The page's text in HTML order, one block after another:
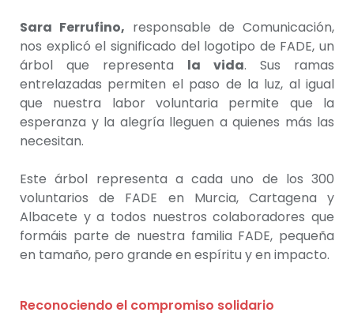
Sara Ferrufino, responsable de Comunicación,
nos explicó el significado del logotipo de FADE, un
árbol que representa la vida. Sus ramas
entrelazadas permiten el paso de la luz, al igual
que nuestra labor voluntaria permite que la
esperanza y la alegría lleguen a quienes más las
necesitan.
Este árbol representa a cada uno de los 300
voluntarios de FADE en Murcia, Cartagena y
Albacete y a todos nuestros colaboradores que
formáis parte de nuestra familia FADE, pequeña
en tamaño, pero grande en espíritu y en impacto.
Reconociendo el compromiso solidario